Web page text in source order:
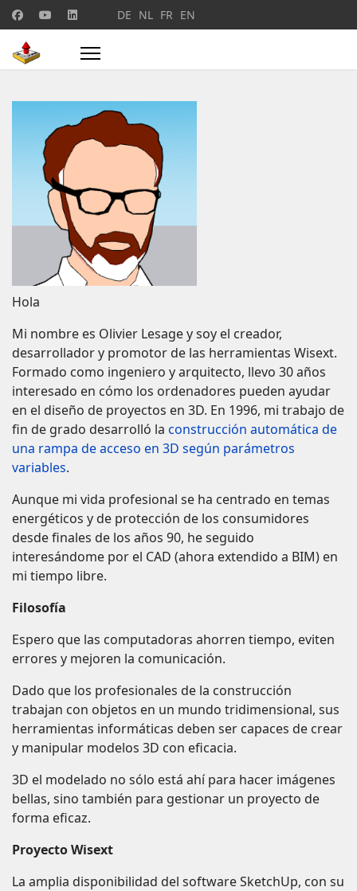
Seleccione su idioma
DE NL FR EN
Hola
Mi nombre es Olivier Lesage y soy el creador,
desarrollador y promotor de las herramientas Wisext.
Formado como ingeniero y arquitecto, llevo 30 años
interesado en cómo los ordenadores pueden ayudar
en el diseño de proyectos en 3D. En 1996, mi trabajo de
fin de grado desarrolló la construcción automática de
una rampa de acceso en 3D según parámetros
variables.
Aunque mi vida profesional se ha centrado en temas
energéticos y de protección de los consumidores
desde finales de los años 90, he seguido
interesándome por el CAD (ahora extendido a BIM) en
mi tiempo libre.
Filosofía
Espero que las computadoras ahorren tiempo, eviten
errores y mejoren la comunicación.
Dado que los profesionales de la construcción
trabajan con objetos en un mundo tridimensional, sus
herramientas informáticas deben ser capaces de crear
y manipular modelos 3D con eficacia.
3D el modelado no sólo está ahí para hacer imágenes
bellas, sino también para gestionar un proyecto de
forma eficaz.
Proyecto Wisext
La amplia disponibilidad del software SketchUp, con su